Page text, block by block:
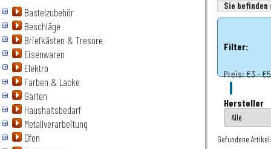
Bastelzubehör
Beschläge
Briefkästen & Tresore
Eisenwaren
Elektro
Farben & Lacke
Garten
Haushaltsbedarf
Metallverarbeitung
Ofen
Sie
Filter:
Preis:€3 -
Hersteller
Gefundene